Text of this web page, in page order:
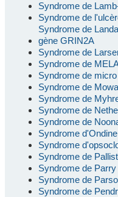
Syndrome de
Syndrome de
Syndrome de
gène GRIN2A
Syndrome de
Syndrome de
Syndrome de
Syndrome de
Syndrome de
Syndrome de
Syndrome de
Syndrome d'Ondine
Syndrome
Syndrome de
Syndrome de
Syndrome de
Syndrome de